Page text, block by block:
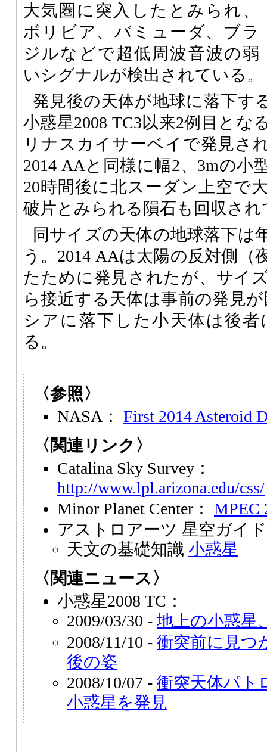
大気圏に突入したとみられ、
ボリビア、バミューダ、ブラ
ジルなどで超低周波音波の弱
いシグナルが検出されている。
発見後の天体が地球に落下す
小惑星2008 TC3以来2例目とな
リナスカイサーベイで発見さ
2014 AAと同様に幅2、3mの小
20時間後に北スーダン上空で
破片とみられる隕石も回収され
同サイズの天体の地球落下は
う。2014 AAは太陽の反対側（
たために発見されたが、サイ
ら接近する天体は事前の発見
シアに落下した小天体は後
る。
〈参照〉
NASA： First 2014 Asteroid
〈関連リンク〉
Catalina Sky Survey：
http://www.lpl.arizona.edu/css/
Minor Planet Center： MPEC
アストロアーツ 星空ガイ
天文の基礎知識 小惑星
〈関連ニュース〉
小惑星2008 TC：
2009/03/30 - 地上の小惑星
2008/11/10 - 衝突前に見つ
後の姿
2008/10/07 - 衝突天体パト
小惑星を発見